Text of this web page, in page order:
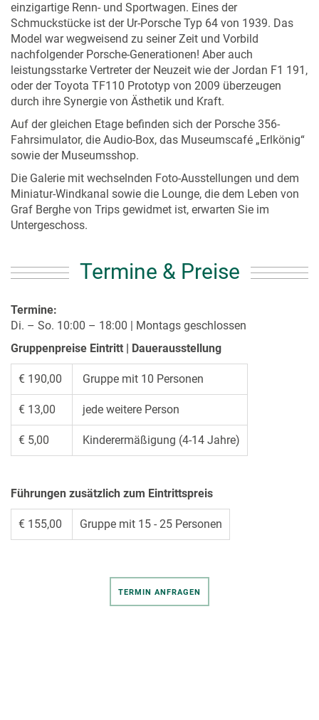
einzigartige Renn- und Sportwagen. Eines der
Schmuckstücke ist der Ur-Porsche Typ 64 von 1939. Das
Model war wegweisend zu seiner Zeit und Vorbild
nachfolgender Porsche-Generationen! Aber auch
leistungsstarke Vertreter der Neuzeit wie der Jordan F1 191,
oder der Toyota TF110 Prototyp von 2009 überzeugen
durch ihre Synergie von Ästhetik und Kraft.
Auf der gleichen Etage befinden sich der Porsche 356-
Fahrsimulator, die Audio-Box, das Museumscafé „Erlkönig“
sowie der Museumsshop.
Die Galerie mit wechselnden Foto-Ausstellungen und dem
Miniatur-Windkanal sowie die Lounge, die dem Leben von
Graf Berghe von Trips gewidmet ist, erwarten Sie im
Untergeschoss.
Termine & Preise
Termine:
Di. – So. 10:00 – 18:00 | Montags geschlossen
Gruppenpreise Eintritt | Dauerausstellung
€ 190,00 Gruppe mit 10 Personen
€ 13,00 jede weitere Person
€ 5,00 Kinderermäßigung (4-14 Jahre)
Führungen zusätzlich zum Eintrittspreis
€ 155,00 Gruppe mit 15 - 25 Personen
TERMIN ANFRAGEN